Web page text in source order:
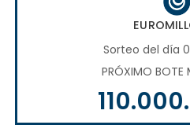
Sorteo del día
PRÓXIMO BOTE